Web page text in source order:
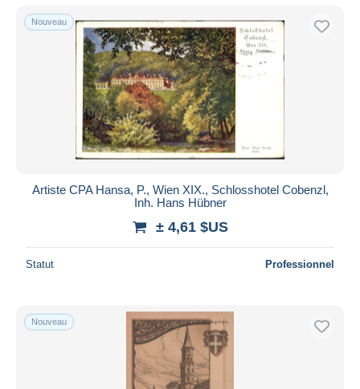
Nouveau
Artiste CPA Hansa, P., Wien XIX., Schlosshotel Cobenzl,
Inh. Hans Hübner
± 4,61 $US
Statut Professionnel
Nouveau